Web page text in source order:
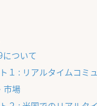
について
１ : リアルタイムコミ
市場